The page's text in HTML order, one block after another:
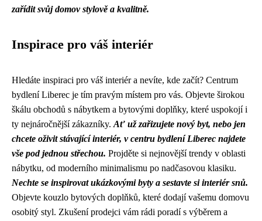
zařídit svůj domov stylově a kvalitně.
Inspirace pro váš interiér
Hledáte inspiraci pro váš interiér a nevíte, kde začít? Centrum
bydlení Liberec je tím pravým místem pro vás. Objevte širokou
škálu obchodů s nábytkem a bytovými doplňky, které uspokojí i
ty nejnáročnější zákazníky. Ať už zařizujete nový byt, nebo jen
chcete oživit stávající interiér, v centru bydlení Liberec najdete
vše pod jednou střechou. Projděte si nejnovější trendy v oblasti
nábytku, od moderního minimalismu po nadčasovou klasiku.
Nechte se inspirovat ukázkovými byty a sestavte si interiér snů.
Objevte kouzlo bytových doplňků, které dodají vašemu domovu
osobitý styl. Zkušení prodejci vám rádi poradí s výběrem a